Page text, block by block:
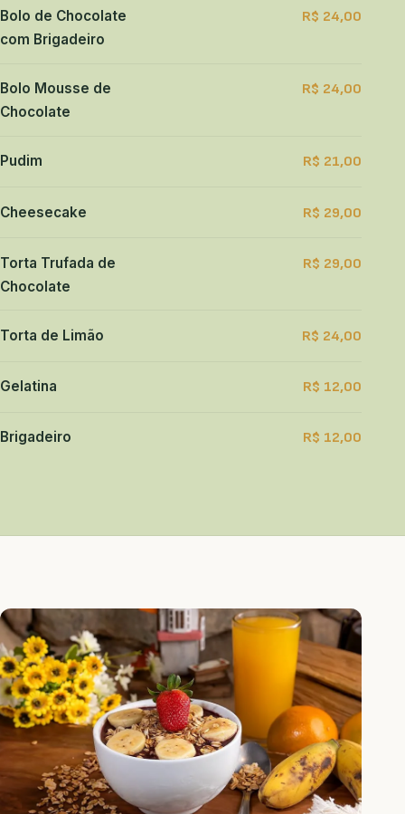
Bolo de Chocolate
com Brigadeiro
R$ 24,00
Bolo Mousse de
Chocolate
R$ 24,00
Pudim R$ 21,00
Cheesecake R$ 29,00
Torta Trufada de
Chocolate
R$ 29,00
Torta de Limão R$ 24,00
Gelatina R$ 12,00
Brigadeiro R$ 12,00